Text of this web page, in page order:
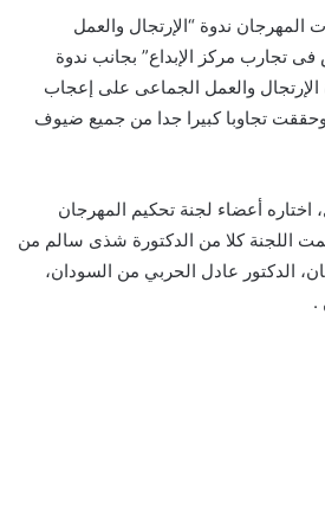
ندوة “الإرتجال والعمل
تجارب مركز الإبداع” بجانب ندوة
والعمل الجماعى على إعجاب
وحققت تجاوبا كبيرا جدا من جميع ضيوف
اختاره أعضاء لجنة تحكيم المهرجان
اللجنة كلا من الدكتورة شذى سالم من
الدكتور عادل الحربي من السودان،
.